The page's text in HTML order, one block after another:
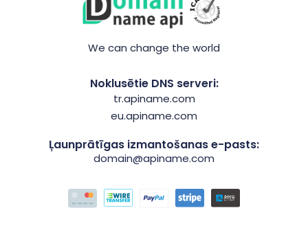
We can change the world
Noklusētie DNS serveri:
tr.apiname.com
eu.apiname.com
Ļaunprātīgas izmantošanas e-pasts:
domain@apiname.com